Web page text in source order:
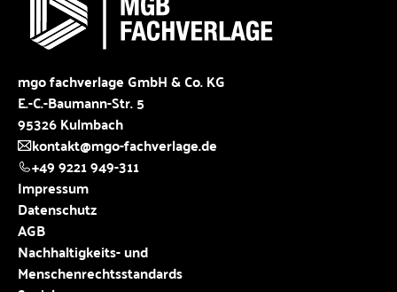
mgo fachverlage GmbH & Co. KG
E.-C.-Baumann-Str. 5
95326 Kulmbach
kontakt@mgo-fachverlage.de
+49 9221 949-311
Impressum
Datenschutz
AGB
Nachhaltigkeits- und
Menschenrechtsstandards